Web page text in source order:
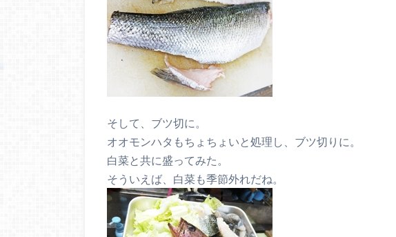
そして、ブツ切に。
オオモンハタもちょちょいと処理し、ブツ切りに。
白菜と共に盛ってみた。
そういえば、白菜も季節外れだね。